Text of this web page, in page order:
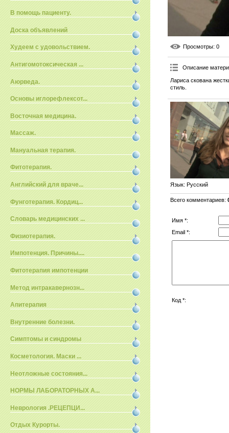
В помощь пациенту.
Доска объявлений
Худеем с удовольствием.
Антигомотоксическая ...
Аюрведа.
Основы иглорефлексот...
Восточная медицина.
Массаж.
Мануальная терапия.
Фитотерапия.
Английский для враче...
Фунготерапия. Кордиц...
Словарь медицинских ...
Физиотерапия.
Импотенция. Причины....
Фитотерапия импотенции
Метод интракавернозн...
Апитерапия
Внутренние болезни.
Симптомы и синдромы
Косметология. Маски ...
Неотложные состояния...
НОРМЫ ЛАБОРАТОРНЫХ А...
Неврология .РЕЦЕПЦИ...
Отдых Курорты.
Просмотры: 0
Описание
Лариса скована
стиль.
Язык: Русский
Всего комментариев:
Имя *:
Email *:
Код *: